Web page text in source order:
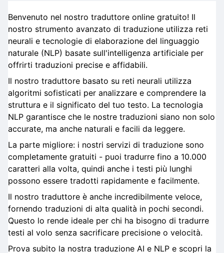
Benvenuto nel nostro traduttore online gratuito! Il
nostro strumento avanzato di traduzione utilizza reti
neurali e tecnologie di elaborazione del linguaggio
naturale (NLP) basate sull'intelligenza artificiale per
offrirti traduzioni precise e affidabili.
Il nostro traduttore basato su reti neurali utilizza
algoritmi sofisticati per analizzare e comprendere la
struttura e il significato del tuo testo. La tecnologia
NLP garantisce che le nostre traduzioni siano non solo
accurate, ma anche naturali e facili da leggere.
La parte migliore: i nostri servizi di traduzione sono
completamente gratuiti - puoi tradurre fino a 10.000
caratteri alla volta, quindi anche i testi più lunghi
possono essere tradotti rapidamente e facilmente.
Il nostro traduttore è anche incredibilmente veloce,
fornendo traduzioni di alta qualità in pochi secondi.
Questo lo rende ideale per chi ha bisogno di tradurre
testi al volo senza sacrificare precisione o velocità.
Prova subito la nostra traduzione AI e NLP e scopri la